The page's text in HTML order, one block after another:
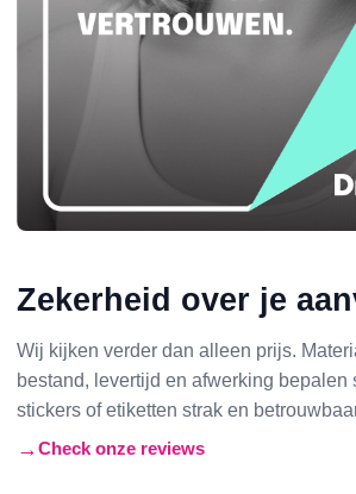
Zekerheid over je
Wij kijken verder dan alleen prijs.
bestand, levertijd en afwerking bepalen
stickers of etiketten strak en
Check onze reviews